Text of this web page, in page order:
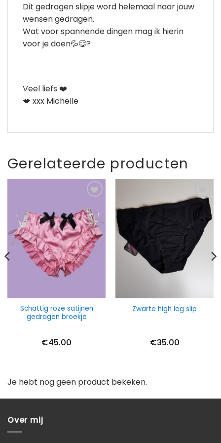
Dit gedragen slipje word helemaal naar jouw
wensen gedragen.
Wat voor spannende dingen mag ik hierin
voor je doen💦😋?
Veel liefs ❤️
💋 xxx Michelle
Gerelateerde producten
Schattig roze satijnen
gedragen broekje
€45.00
Zwarte high leg slip
€35.00
Je hebt nog geen product bekeken.
Over mij